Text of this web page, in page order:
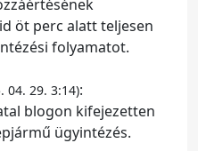
öt perc alatt teljesen
folyamatot.
04. 29. 3:14):
blogon kifejezetten
ügyintézés.